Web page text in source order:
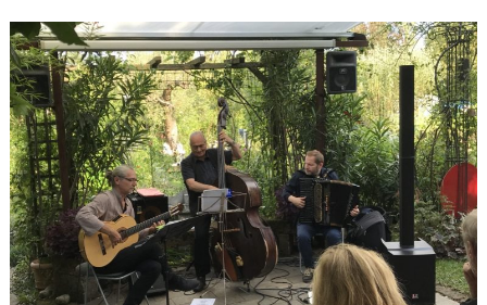
ANGEBOTE